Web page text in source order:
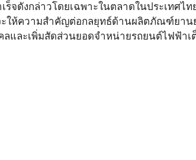
ร็จดังกล่าวโดยเฉพาะในตลาดในประเทศ
ให้ความสำคัญต่อกลยุทธ์ด้านผลิตภัณฑ์ยาน
และเพิ่มสัดส่วนยอดจำหน่ายรถยนต์ไฟฟ้าเ